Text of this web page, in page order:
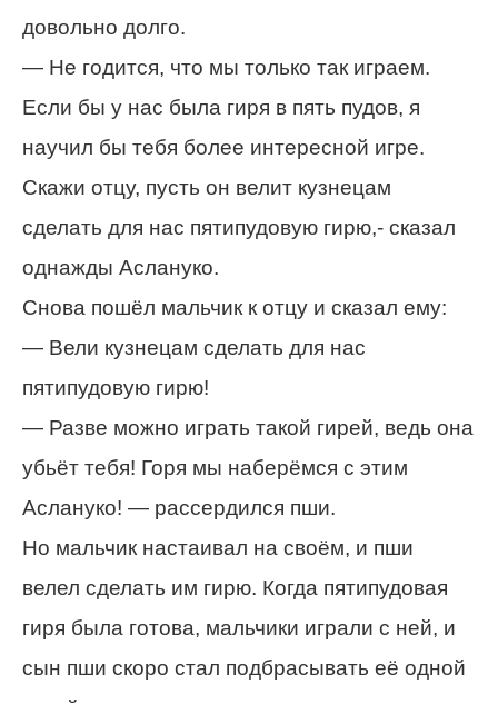
довольно долго.
— Не годится, что мы только так играем.
Если бы у нас была гиря в пять пудов, я
научил бы тебя более интересной игре.
Скажи отцу, пусть он велит кузнецам
сделать для нас пятипудовую гирю,- сказал
однажды Аслануко.
Снова пошёл мальчик к отцу и сказал ему:
— Вели кузнецам сделать для нас
пятипудовую гирю!
— Разве можно играть такой гирей, ведь она
убьёт тебя! Горя мы наберёмся с этим
Аслануко! — рассердился пши.
Но мальчик настаивал на своём, и пши
велел сделать им гирю. Когда пятипудовая
гиря была готова, мальчики играли с ней, и
сын пши скоро стал подбрасывать её одной